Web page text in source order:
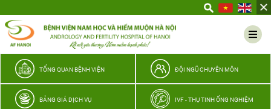
thương
TỔNG QUAN BỆNH VIỆN ĐỘI NGŨ CHUYÊN MÔN
BẢNG GIÁ DỊCH VỤ IVF - THỤ TINH ỐNG NGHIỆM